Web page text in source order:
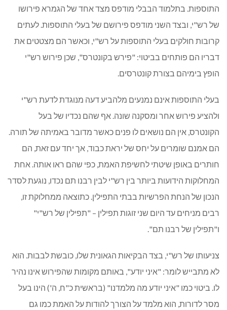
התוספות. בתלמוד הבבלי מודפס מצד אחד של הגמרא פירושו
של רש"י, ובצד השני מודפס פירושם של בעלי התוספות. לעתים
קרובות חולקים בעלי התוספות על רש"י, וכאשר הם מצטטים את
דבריו הם פותחים בביטוי: "פירש בקונטרס", שכן פירוש רש"י
הופץ בימיהם בצורת קונטרסים.
בעלי התוספות אינם נמנעים מלהביע דעה מנוגדת לדעת רש"י
ולהציע פירוש אחר ומסקנה שונה. אף שהם נכדיו של בעל
הקונטרס, אין הם נושאים לו פנים כאשר מדובר באמיתה של תורה.
הם אמנם שומרים על יחס של יראת כבוד, אך יחד עם זאת, הם
חותרים באופן שיטתי לחשיפת האמת, כפי שהם ראו אותה. אחת
המחלוקות הידועות ביותר בין רש"י לבין רבנו תם נכדו, נוגעת לסדר
הנכון של הנחת הפרשיות בבתי התפילין. כתוצאה ממחלוקת זו,
רבים מניחים עד היום שני זוגות תפילין – "תפילין של רש"י"
ו"תפילין של רבנו תם".
צניעותו של רש"י, בצד הבקיאות הגאונית שלו, כובשת לבבות. הוא
לא מתבייש לומר: "איני יודע", באותם מקומות שהפירוש אינו נהיר
לו. ביטוי כמו "איני יודע מה מלמדנו" (בראשית כ"ח, ה') הינו בעל
מסר לדורות, הוא מלמד על הצורך להודות על האמת כמו גם